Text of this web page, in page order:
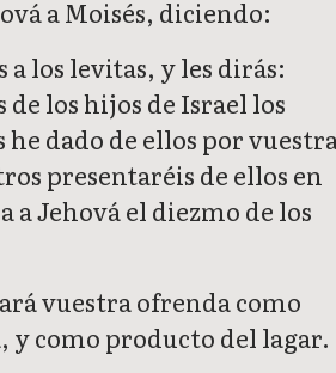
a Moisés, diciendo:
a los levitas, y les dirás:
los hijos de Israel los
he dado de ellos por
presentaréis de ellos en
a Jehová el diezmo de los
vuestra ofrenda como
y como producto del lagar.